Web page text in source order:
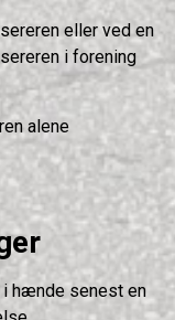
eller ved en
i forening
alene
hænde senest en